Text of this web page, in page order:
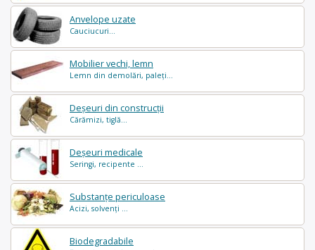
Anvelope uzate
Cauciucuri...
Mobilier vechi, lemn
Lemn din demolări, paleți...
Deșeuri din construcții
Cărămizi, tiglă...
Deșeuri medicale
Seringi, recipente ...
Substanțe periculoase
Acizi, solvenți ...
Biodegradabile